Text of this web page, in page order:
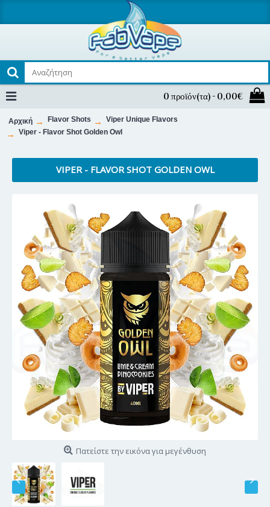
0 προϊόν(τα) - 0,00€
Αρχική Flavor Shots
Viper Unique Flavors
Viper - Flavor Shot Golden Owl
VIPER - FLAVOR SHOT GOLDEN OWL
Πατείστε την εικόνα για μεγένθυση